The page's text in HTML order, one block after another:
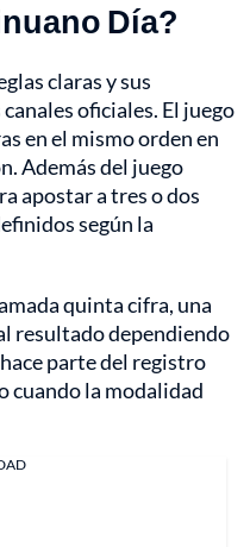
Día?
claras y sus
oficiales. El juego
en el mismo orden en
Además del juego
apostar a tres o dos
según la
quinta cifra, una
resultado dependiendo
parte del registro
cuando la modalidad